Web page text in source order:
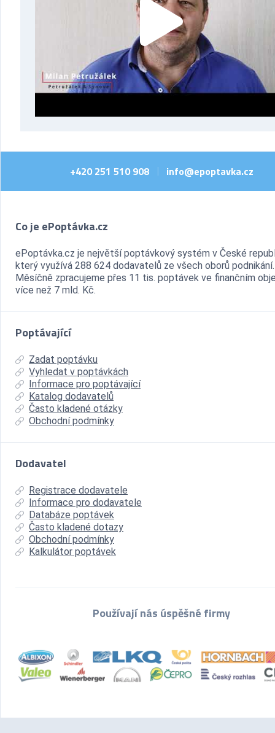
+420 251 510 908 info@epoptavka.cz
Co je ePoptávka.cz
ePoptávka.cz je největší poptávkový systém v České
který využívá 288 624 dodavatelů ze všech oborů podnikání.
Měsíčně zpracujeme přes 11 tis. poptávek ve finančním
více než 7 mld. Kč.
Poptávající
Zadat poptávku
Vyhledat v poptávkách
Informace pro poptávající
Katalog dodavatelů
Často kladené otázky
Obchodní podmínky
Dodavatel
Registrace dodavatele
Informace pro dodavatele
Databáze poptávek
Často kladené dotazy
Obchodní podmínky
Kalkulátor poptávek
Používají nás úspěšné firmy